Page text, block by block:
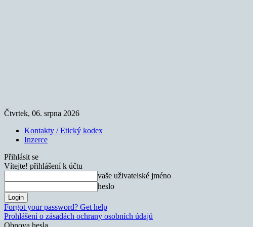
Čtvrtek, 06. srpna 2026
Kontakty / Etický kodex
Inzerce
Přihlásit se
Vítejte! přihlášení k účtu
vaše uživatelské jméno
heslo
Forgot your password? Get help
Prohlášení o zásadách ochrany osobních údajů
Obnova hesla